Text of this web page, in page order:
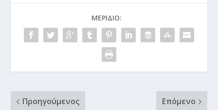
ΜΕΡΊΔΙΟ:
Προηγούμενος Επόμενο